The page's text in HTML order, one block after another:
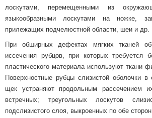
лоскутами, перемещенными из
языкообразными лоскутами на ножке,
прилежащих подчелюстной области, шеи и др.
При обширных дефектах мягких тканей
иссечения рубцов, при которых требуется
пластического материала используют ткани
Поверхностные рубцы слизистой оболочки в
щек устраняют продольным рассечением
встречных; треугольных лоскутов
подслизистого слоя, выкроенных по обе